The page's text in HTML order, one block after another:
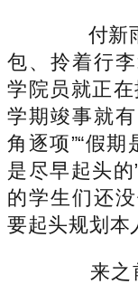
付新雨
包、拎着行
学院员就正
学期竣事就
角逐项”“假期
是尽早起头
的学生们还
要起头规划本
来之前